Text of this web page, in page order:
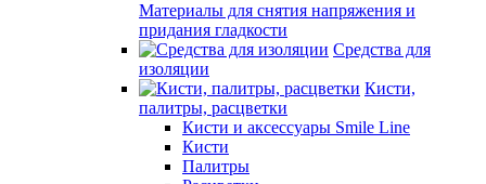
Материалы для снятия напряжения и
придания гладкости
Средства для
изоляции
Кисти,
палитры, расцветки
Кисти и аксессуары Smile Line
Кисти
Палитры